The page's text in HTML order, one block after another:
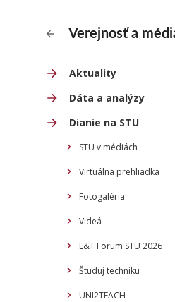
Verejnosť a
Aktuality
Dáta a analýzy
Dianie na STU
STU v médiách
Virtuálna prehliadka
Fotogaléria
Videá
L&T Forum STU 2026
Študuj techniku
UNI2TEACH